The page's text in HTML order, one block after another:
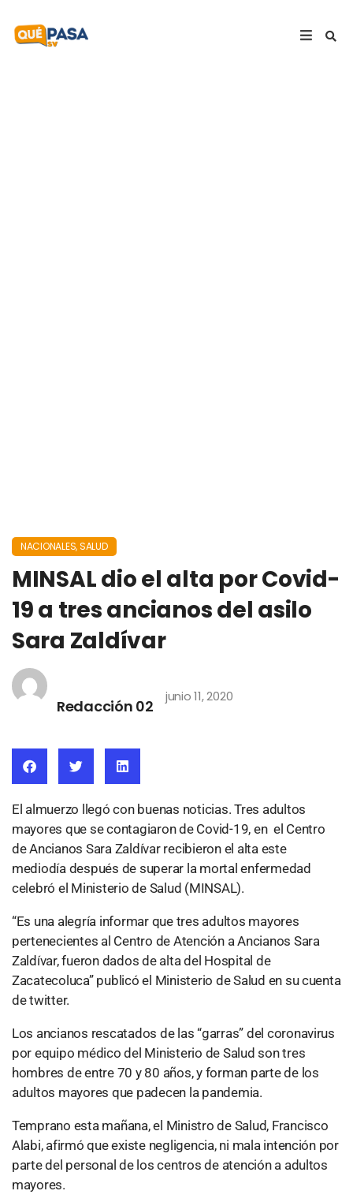
NACIONALES,SALUD
MINSAL dio el alta por Covid-
19 a tres ancianos del asilo
Sara Zaldívar
Redacción 02
junio 11, 2020
El almuerzo llegó con buenas noticias. Tres adultos
mayores que se contagiaron de Covid-19, en el Centro
de Ancianos Sara Zaldívar recibieron el alta este
mediodía después de superar la mortal enfermedad
celebró el Ministerio de Salud (MINSAL).
“Es una alegría informar que tres adultos mayores
pertenecientes al Centro de Atención a Ancianos Sara
Zaldívar, fueron dados de alta del Hospital de
Zacatecoluca” publicó el Ministerio de Salud en su cuenta
de twitter.
Los ancianos rescatados de las “garras” del coronavirus
por equipo médico del Ministerio de Salud son tres
hombres de entre 70 y 80 años, y forman parte de los
adultos mayores que padecen la pandemia.
Temprano esta mañana, el Ministro de Salud, Francisco
Alabi, afirmó que existe negligencia, ni mala intención por
parte del personal de los centros de atención a adultos
mayores.